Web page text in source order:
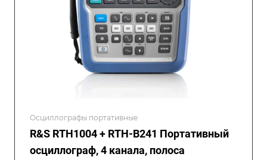
Осциллографы портативные
R&S RTH1004 + RTH-B241 Портативный
осциллограф, 4 канала, полоса